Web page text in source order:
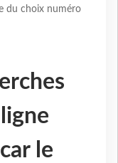
du choix numéro
le